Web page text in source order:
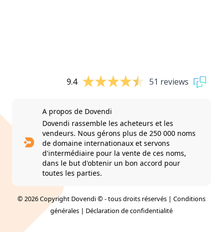
9.4 51 reviews
A propos de Dovendi
Dovendi rassemble les acheteurs et les
vendeurs. Nous gérons plus de 250 000 noms
de domaine internationaux et servons
d'intermédiaire pour la vente de ces noms,
dans le but d'obtenir un bon accord pour
toutes les parties.
© 2026 Copyright Dovendi © - tous droits réservés | Conditions
générales | Déclaration de confidentialité